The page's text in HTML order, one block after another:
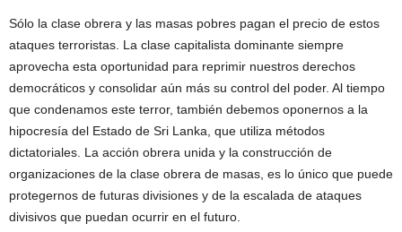
Sólo la clase obrera y las masas pobres pagan el precio de estos
ataques terroristas. La clase capitalista dominante siempre
aprovecha esta oportunidad para reprimir nuestros derechos
democráticos y consolidar aún más su control del poder. Al tiempo
que condenamos este terror, también debemos oponernos a la
hipocresía del Estado de Sri Lanka, que utiliza métodos
dictatoriales. La acción obrera unida y la construcción de
organizaciones de la clase obrera de masas, es lo único que puede
protegernos de futuras divisiones y de la escalada de ataques
divisivos que puedan ocurrir en el futuro.